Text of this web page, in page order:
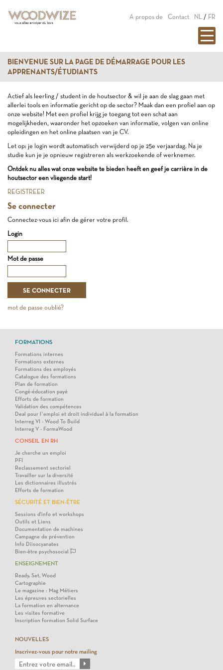
A propos de Contact NL / FR
BIENVENUE SUR LA PAGE DE DÉMARRAGE POUR LES
APPRENANTS/ÉTUDIANTS
Actief als leerling / student in de houtsector & wil je aan de slag gaan met
allerlei tools en informatie gericht op de sector? Maak dan een profiel aan op
onze website! Met een profiel krijg je toegang tot een schat aan
mogelijkheden, waaronder het opzoeken van informatie, volgen van online
opleidingen en het online plaatsen van je CV.
Let op: je login wordt automatisch verwijderd op je 25e verjaardag. Na je
studie kun je je opnieuw registreren als werkzoekende of werknemer.
Ontdek nu alles wat onze website te bieden heeft en geef je carrière in de
houtsector een vliegende start!
REGISTREER
Se connecter
Connectez-vous ici afin de gérer votre profil.
Login
Mot de passe
mot de passe oublié?
FORMATIONS
Formations internes
Formations externes
Formations des employés
Catalogue des formations
Plan de formation
Congé-éducation payé
Efforts de formation
Validation des compétences
Deal pour l’emploi et droit individuel à la formation
Interreg VI - Wood To Build
Interreg V - FormaWood
CONSEIL EN RH
Je cherche un emploi
PFI
Reclassement sectoriel
Travailler sur la diversité
Les dictionnaires illustrés
Efforts de formation
SÉCURITÉ ET BIEN-ÊTRE
Sessions d'info et workshops
Outils et Liens
Documentation de machines
Campagne de prévention
Info Diisocyanates
Bien-être psychosocial
ENSEIGNEMENT
Ready, Set, Wood
Cartographie
Le magazine : Mag Métiers
Les épreuves sectorielles
La formation en alternance
Les visites formative
Inscription formation Solid Surface
NOUVELLES
Inscrivez-vous pour notre mailing